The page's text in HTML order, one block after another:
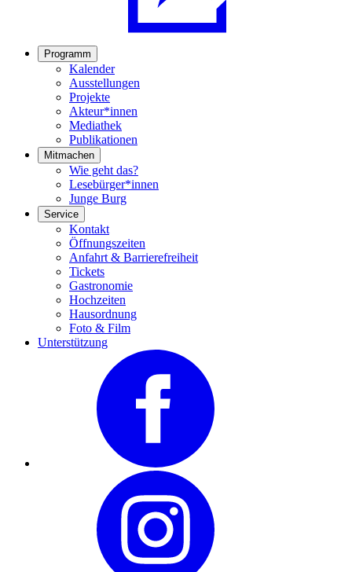
Programm
Kalender
Ausstellungen
Projekte
Akteur*innen
Mediathek
Publikationen
Mitmachen
Wie geht das?
Lesebürger*innen
Junge Burg
Service
Kontakt
Öffnungszeiten
Anfahrt & Barrierefreiheit
Tickets
Gastronomie
Hochzeiten
Hausordnung
Foto & Film
Unterstützung